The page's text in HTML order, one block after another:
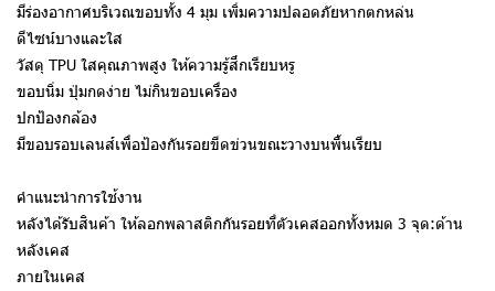
มีร่องอากาศบริเวณขอบทั้ง 4 มุม เพิ่มความปลอดภัยหากตกหล่น
ดีไซน์บางและใส
วัสดุ TPU ใสคุณภาพสูง ให้ความรู้สึกเรียบหรู
ขอบนิ่ม ปุ่มกดง่าย ไม่กินขอบเครื่อง
ปกป้องกล้อง
มีขอบรอบเลนส์เพื่อป้องกันรอยขีดข่วนขณะวางบนพื้นเรียบ
คำแนะนำการใช้งาน
หลังได้รับสินค้า ให้ลอกพลาสติกกันรอยที่ตัวเคสออกทั้งหมด 3 จุด:ด้าน
หลังเคส
ภายในเคส